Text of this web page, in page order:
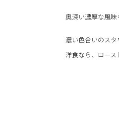
奥深い濃厚な風味
濃い色合いのスタ
洋食なら、ロース